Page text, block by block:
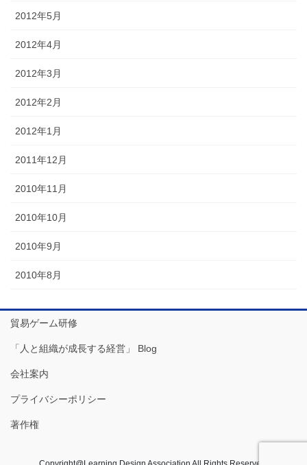
2012年5月
2012年4月
2012年3月
2012年2月
2012年1月
2011年12月
2010年11月
2010年10月
2010年9月
2010年8月
貿易ゲーム研修
「人と組織が成長する経営」 Blog
会社案内
プライバシーポリシー
著作権